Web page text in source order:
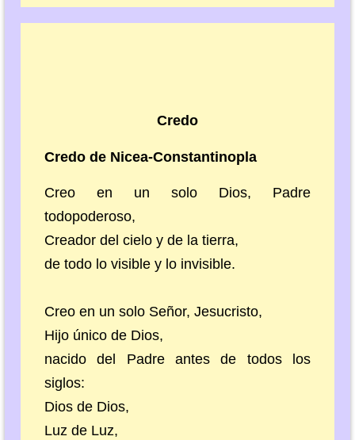
Credo
Credo de Nicea-Constantinopla
Creo en un solo Dios, Padre
todopoderoso,
Creador del cielo y de la tierra,
de todo lo visible y lo invisible.
Creo en un solo Señor, Jesucristo,
Hijo único de Dios,
nacido del Padre antes de todos los
siglos:
Dios de Dios,
Luz de Luz,